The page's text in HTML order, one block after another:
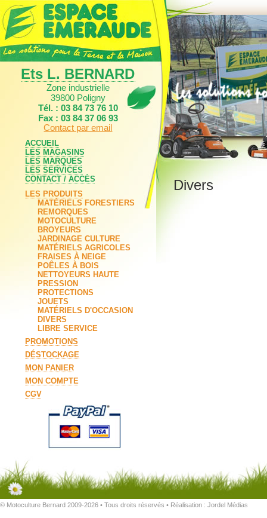
Ets L. BERNARD
Zone industrielle
39800 Poligny
Tél. : 03 84 73 76 10
Fax : 03 84 37 06 93
Contact par email
ACCUEIL
LES MAGASINS
LES MARQUES
LES SERVICES
CONTACT / ACCÈS
LES PRODUITS
MATÉRIELS FORESTIERS
REMORQUES
MOTOCULTURE
BROYEURS
JARDINAGE CULTURE
MATÉRIELS AGRICOLES
FRAISES À NEIGE
POÊLES À BOIS
NETTOYEURS HAUTE
PRESSION
PROTECTIONS
JOUETS
MATÉRIELS D'OCCASION
DIVERS
LIBRE SERVICE
PROMOTIONS
DÉSTOCKAGE
MON PANIER
MON COMPTE
CGV
Divers
© Motoculture Bernard 2009-2026 • Tous droits réservés • Réalisation : Jordel Médias